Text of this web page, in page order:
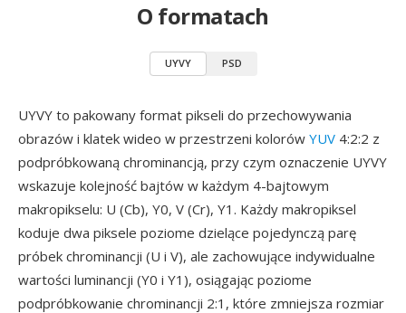
O formatach
UYVY PSD
UYVY to pakowany format pikseli do przechowywania
obrazów i klatek wideo w przestrzeni kolorów YUV 4:2:2 z
podpróbkowaną chrominancją, przy czym oznaczenie UYVY
wskazuje kolejność bajtów w każdym 4-bajtowym
makropikselu: U (Cb), Y0, V (Cr), Y1. Każdy makropiksel
koduje dwa piksele poziome dzielące pojedynczą parę
próbek chrominancji (U i V), ale zachowujące indywidualne
wartości luminancji (Y0 i Y1), osiągając poziome
podpróbkowanie chrominancji 2:1, które zmniejsza rozmiar